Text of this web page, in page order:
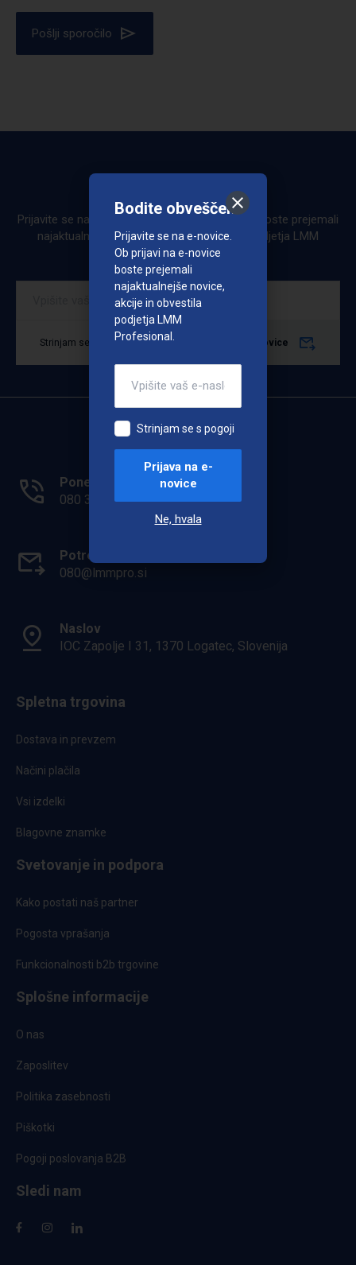
Pošlji sporočilo
Bodite obveščeni
Prijavite se na e-novice. Ob prijavi na e-novice boste prejemali
najaktualnejše novice, akcije in obvestila podjetja LMM
Profesional.
Strinjam se s pogoji Prijava na e-novice
Ponedeljek - Petek: 7.00 - 15.00
080 33 36
Potrebuješ pomoč?
080@lmmpro.si
Naslov
IOC Zapolje I 31, 1370 Logatec, Slovenija
Spletna trgovina
Dostava in prevzem
Načini plačila
Vsi izdelki
Blagovne znamke
Svetovanje in podpora
Kako postati naš partner
Pogosta vprašanja
Funkcionalnosti b2b trgovine
Splošne informacije
O nas
Zaposlitev
Politika zasebnosti
Piškotki
Pogoji poslovanja B2B
Sledi nam
Bodite obveščeni
Prijavite se na e-novice.
Ob prijavi na e-novice
boste prejemali
najaktualnejše novice,
akcije in obvestila
podjetja LMM
Profesional.
Strinjam se s pogoji
Prijava na e-
novice
Ne, hvala